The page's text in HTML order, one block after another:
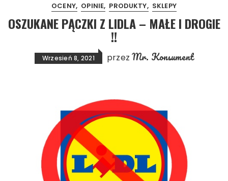
OCENY OPINIE PRODUKTY SKLEPY
OSZUKANE PĄCZKI Z LIDLA – MAŁE I DROGIE
!!
Wrzesień 8, 2021 przezMr. Konsument